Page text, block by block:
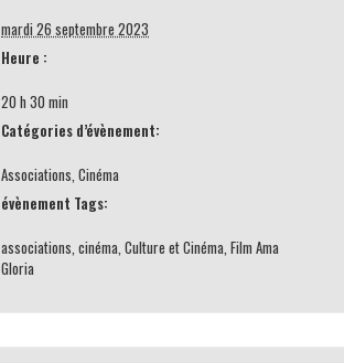
mardi 26 septembre 2023
Heure :
20 h 30 min
Catégories d’évènement:
Associations,Cinéma
évènement Tags:
associations,cinéma,Culture et Cinéma,Film Ama
Gloria